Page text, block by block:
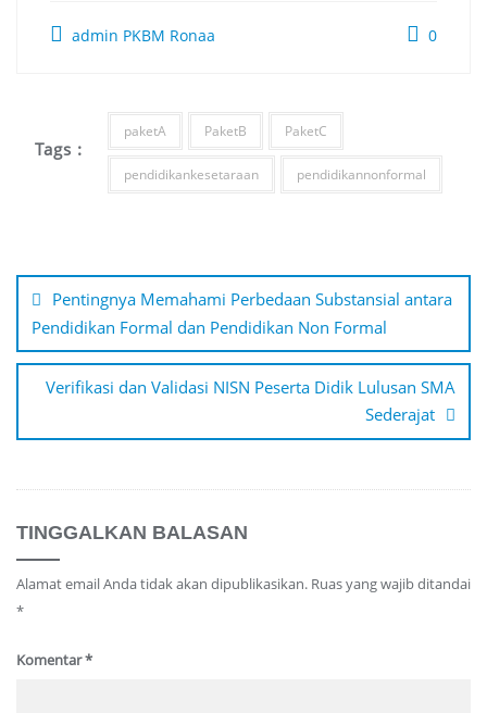
admin PKBM Ronaa 0
Tags :
paketA PaketB PaketC
pendidikankesetaraan pendidikannonformal
pos
Pentingnya Memahami Perbedaan Substansial antara
Pendidikan Formal dan Pendidikan Non Formal
Verifikasi dan Validasi NISN Peserta Didik Lulusan SMA
Sederajat
TINGGALKAN BALASAN
Alamat email Anda tidak akan dipublikasikan. Ruas yang wajib ditandai
*
Komentar*